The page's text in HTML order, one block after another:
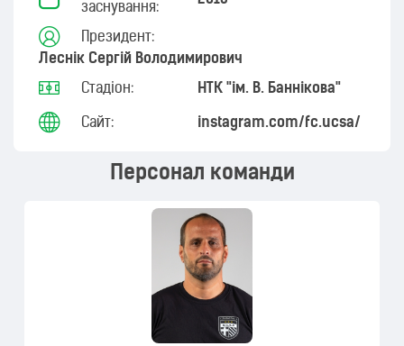
заснування:
Президент:
Леснік Сергій Володимирович
Стадіон: НТК "ім. В. Баннікова"
Сайт: instagram.com/fc.ucsa/
Персонал команди